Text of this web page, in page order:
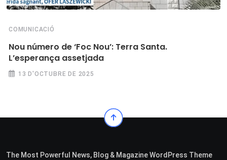
COMUNICACIÓ
Nou número de ‘Foc Nou’: Terra Santa.
L’esperança assetjada
13 D'OCTUBRE DE 2025
The Most Powerful News, Blog & Magazine WordPress Theme